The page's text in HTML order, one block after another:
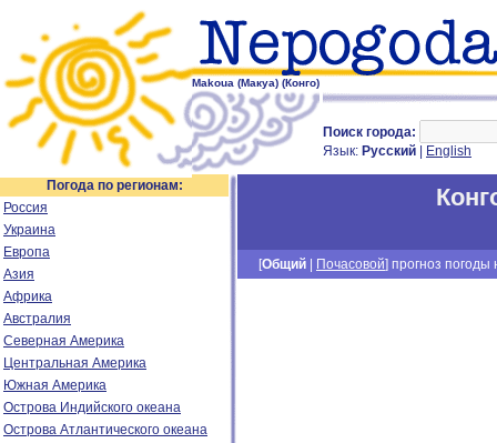
Makoua (Макуа) (Конго)
Поиск города:
Язык: Русский English
Погода по регионам:
Россия
Украина
Европа
Азия
Африка
Австралия
Северная Америка
Центральная Америка
Южная Америка
Острова Индийского океана
Острова Атлантического океана
[Общий Почасовой] прогноз погоды